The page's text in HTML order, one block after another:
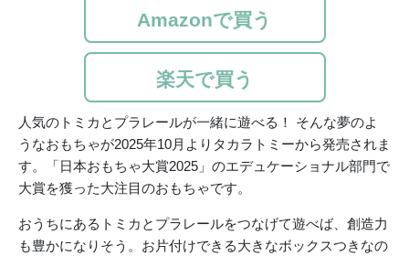
Amazonで買う
楽天で買う
人気のトミカとプラレールが一緒に遊べる！ そんな夢のよ
うなおもちゃが2025年10月よりタカラトミーから発売されま
す。「日本おもちゃ大賞2025」のエデュケーショナル部門で
大賞を獲った大注目のおもちゃです。
おうちにあるトミカとプラレールをつなげて遊べば、創造力
も豊かになりそう。お片付けできる大きなボックスつきなの